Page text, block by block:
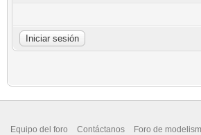
Equipo del foro Contáctanos Foro de